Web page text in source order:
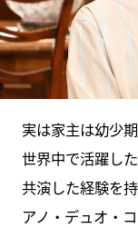
実は家主は幼少
世界中で活躍し
共演した経験を
アノ・デュオ・